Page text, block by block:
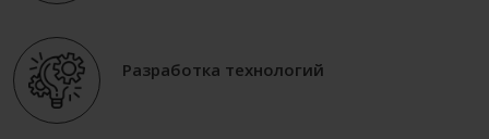
Разработка технологий